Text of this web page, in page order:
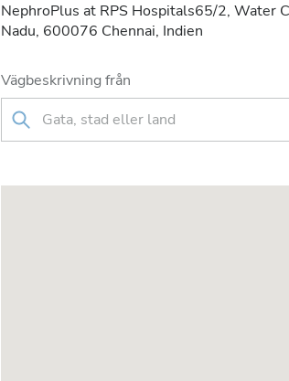
NephroPlus at RPS Hospitals65/2, Water
Nadu, 600076 Chennai, Indien
Vägbeskrivning från